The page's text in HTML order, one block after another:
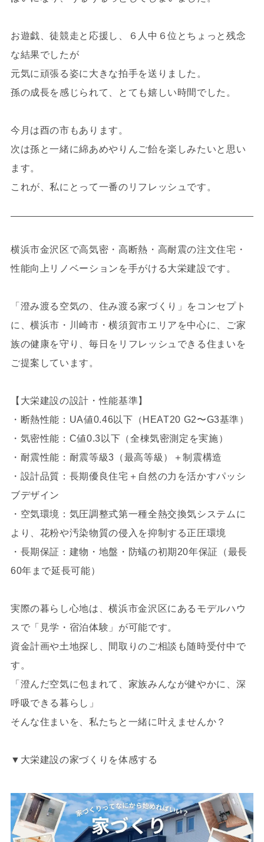
お遊戯、徒競走と応援し、６人中６位とちょっと残念
な結果でしたが
元気に頑張る姿に大きな拍手を送りました。
孫の成長を感じられて、とても嬉しい時間でした。
今月は酉の市もあります。
次は孫と一緒に綿あめやりんご飴を楽しみたいと思い
ます。
これが、私にとって一番のリフレッシュです。
横浜市金沢区で高気密・高断熱・高耐震の注文住宅・
性能向上リノベーションを手がける大栄建設です。
「澄み渡る空気の、住み渡る家づくり」をコンセプト
に、横浜市・川崎市・横須賀市エリアを中心に、ご家
族の健康を守り、毎日をリフレッシュできる住まいを
ご提案しています。
【大栄建設の設計・性能基準】
・断熱性能：UA値0.46以下（HEAT20 G2〜G3基準）
・気密性能：C値0.3以下（全棟気密測定を実施）
・耐震性能：耐震等級3（最高等級）＋制震構造
・設計品質：長期優良住宅＋自然の力を活かすパッシ
ブデザイン
・空気環境：気圧調整式第一種全熱交換気システムに
より、花粉や汚染物質の侵入を抑制する正圧環境
・長期保証：建物・地盤・防蟻の初期20年保証（最長
60年まで延長可能）
実際の暮らし心地は、横浜市金沢区にあるモデルハウ
スで「見学・宿泊体験」が可能です。
資金計画や土地探し、間取りのご相談も随時受付中で
す。
「澄んだ空気に包まれて、家族みんなが健やかに、深
呼吸できる暮らし」
そんな住まいを、私たちと一緒に叶えませんか？
▼大栄建設の家づくりを体感する